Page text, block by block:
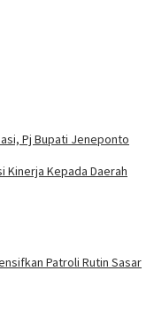
Pj Bupati Jeneponto
Kinerja Kepada Daerah
Patroli Rutin Sasar